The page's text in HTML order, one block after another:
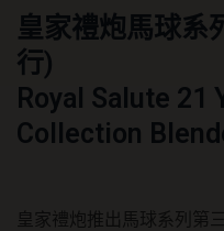
雪
地
馬
球
Snow
Polo(平
皇家禮炮馬球系
行)
Royal Salute 21
Collection
皇家禮炮推出馬球系列第三